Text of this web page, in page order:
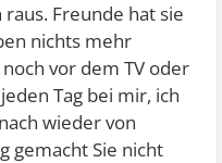
Freunde hat sie
nichts mehr
vor dem TV oder
Tag bei mir, ich
wieder von
gemacht Sie nicht